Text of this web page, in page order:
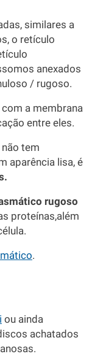
similares a
o retículo
anexados
/ rugoso.
a membrana
entre eles.
não tem
aparência lisa, é
rugoso
proteínas,além
.
ou ainda
achatados